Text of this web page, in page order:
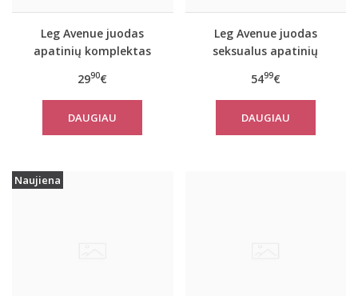
Leg Avenue juodas
apatinių komplektas
2990€
DAUGIAU
Leg Avenue juodas
seksualus apatinių
5499€
DAUGIAU
Naujiena